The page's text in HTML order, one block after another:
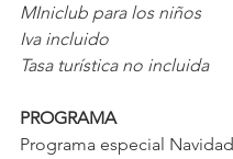
MIniclub para los niños
Iva incluido
Tasa turística no incluida
PROGRAMA
Programa especial Navidad